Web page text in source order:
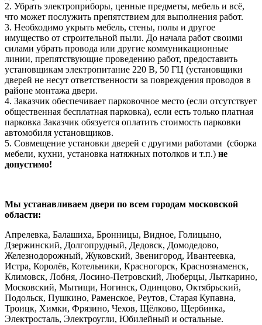
2. Убрать электроприборы, ценные предметы, мебель и всё,
что может послужить препятствием для выполнения работ.
3. Необходимо укрыть мебель, стены, полы и другое
имущество от строительной пыли. До начала работ своими
силами убрать провода или другие коммуникационные
линии, препятствующие проведению работ, предоставить
установщикам электропитание 220 В, 50 ГЦ (установщики
дверей не несут ответственности за повреждения проводов в
районе монтажа двери.
4. Заказчик обеспечивает парковочное место (если отсутствует
общественная бесплатная парковка), если есть только платная
парковка Заказчик обязуется оплатить стоимость парковки
автомобиля установщиков.
5. Совмещение установки дверей с другими работами (сборка
мебели, кухни, установка натяжных потолков и т.п.) не
допустимо!
Мы устанавливаем двери по всем городам московской
области:
Апрелевка, Балашиха, Бронницы, Видное, Голицыно,
Дзержинский, Долгопрудный, Дедовск, Домодедово,
Железнодорожный, Жуковский, Звенигород, Ивантеевка,
Истра, Королёв, Котельники, Красногорск, Краснознаменск,
Климовск, Лобня, Лосино-Петровский, Люберцы, Лыткарино,
Московский, Мытищи, Ногинск, Одинцово, Октябрьский,
Подольск, Пушкино, Раменское, Реутов, Старая Купавна,
Троицк, Химки, Фрязино, Чехов, Щёлково, Щербинка,
Электросталь, Электроугли, Юбилейный и остальные.